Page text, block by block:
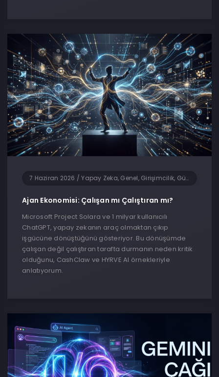
7 Haziran 2026 /Yapay Zeka, Genel, Girişimcilik, Güncel Haberler, Teknoloji, Yazılım
Ajan Ekonomisi: Çalışan mı Çalıştıran mı?
Microsoft Project Solara ve 1 milyar kullanıcılı
ChatGPT, yapay zekanın araç olmaktan çıkıp
işgücüne dönüştüğünü gösteriyor. Bu dönüşümde
çalışan değil çalıştıran tarafta durmanın neden kritik
olduğunu, CashClaw ve HYRVE AI örnekleriyle
anlatıyorum.